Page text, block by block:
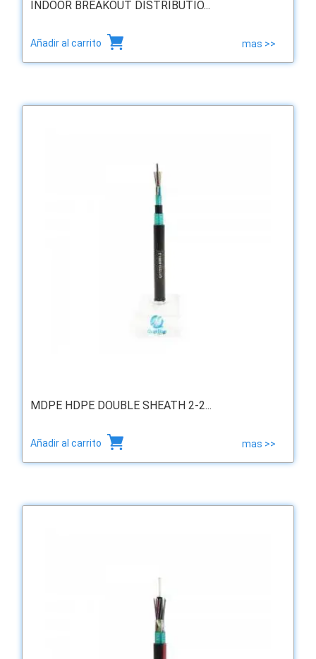
INDOOR BREAKOUT DISTRIBUTIO...
Añadir al carrito mas >>
MDPE HDPE DOUBLE SHEATH 2-2...
Añadir al carrito mas >>